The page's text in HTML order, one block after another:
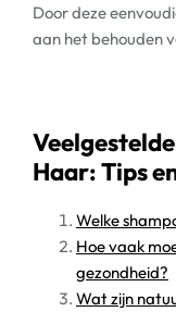
Door deze
aan het behouden
Haar: Tips
Welke
Hoe vaak
gezondheid?
Wat zijn